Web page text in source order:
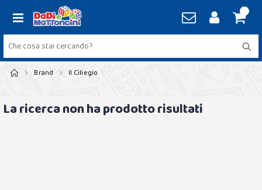
Brand Il Ciliegio
La ricerca non ha prodotto risultati